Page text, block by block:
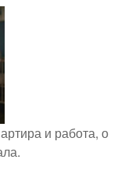
и работа, о